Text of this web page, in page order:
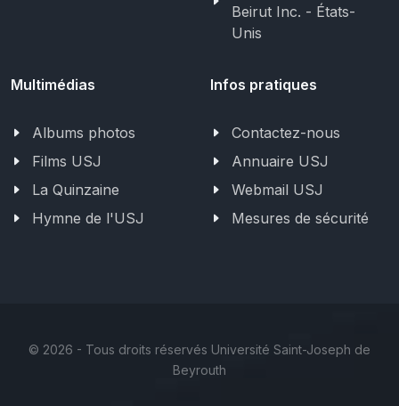
Beirut Inc. - États-
Unis
Multimédias
Albums photos
Films USJ
La Quinzaine
Hymne de l'USJ
Infos pratiques
Contactez-nous
Annuaire USJ
Webmail USJ
Mesures de sécurité
© 2026 - Tous droits réservés Université Saint-Joseph de
Beyrouth